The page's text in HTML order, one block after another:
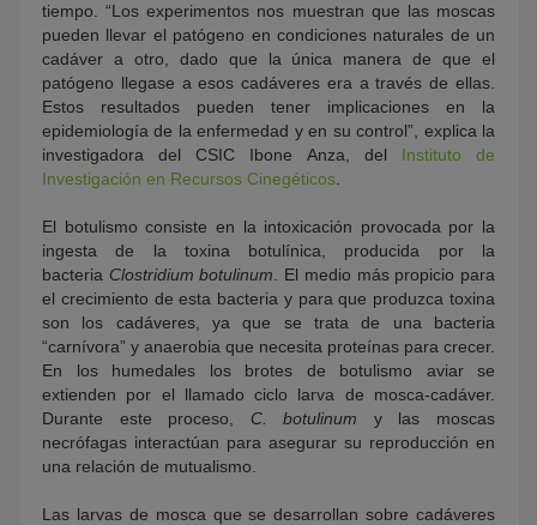
tiempo. “Los experimentos nos muestran que las moscas
pueden llevar el patógeno en condiciones naturales de un
cadáver a otro, dado que la única manera de que el
patógeno llegase a esos cadáveres era a través de ellas.
Estos resultados pueden tener implicaciones en la
epidemiología de la enfermedad y en su control”, explica la
investigadora del CSIC Ibone Anza, del Instituto de
Investigación en Recursos Cinegéticos
El botulismo consiste en la intoxicación provocada por la
ingesta de la toxina botulínica, producida por la
bacteria Clostridium botulinum . El medio más propicio para
el crecimiento de esta bacteria y para que produzca toxina
son los cadáveres, ya que se trata de una bacteria
“carnívora” y anaerobia que necesita proteínas para crecer.
En los humedales los brotes de botulismo aviar se
extienden por el llamado ciclo larva de mosca-cadáver.
Durante este proceso, C. botulinum y las moscas
necrófagas interactúan para asegurar su reproducción en
una relación de mutualismo.
Las larvas de mosca que se desarrollan sobre cadáveres